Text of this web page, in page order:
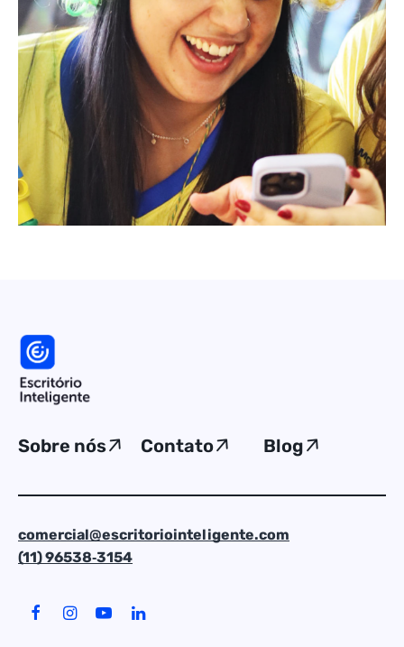
Sobre nós Contato Blog
comercial@escritoriointeligente.com
(11) 96538‑3154